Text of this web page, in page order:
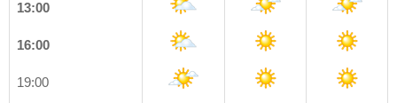
13:00
16:00
19:00